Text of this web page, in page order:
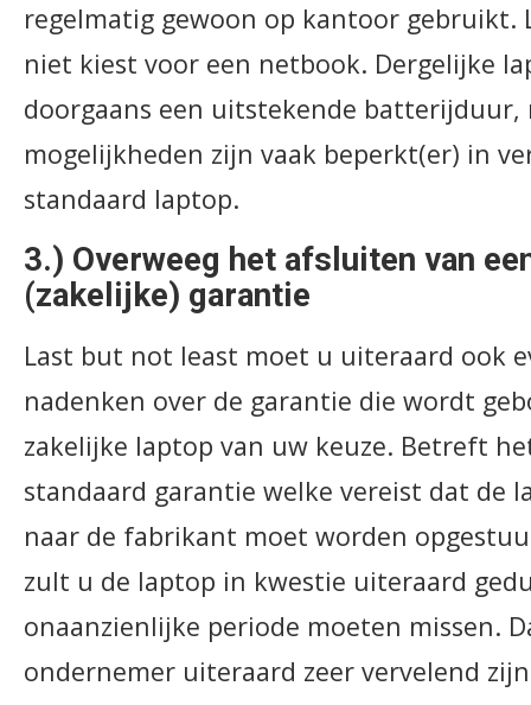
regelmatig gewoon op kantoor gebruikt.
niet kiest voor een netbook. Dergelijke
doorgaans een uitstekende batterijduur,
mogelijkheden zijn vaak beperkt(er) in
standaard laptop.
3.) Overweeg het afsluiten van
(zakelijke) garantie
Last but not least moet u uiteraard ook
nadenken over de garantie die wordt
zakelijke laptop van uw keuze. Betreft
standaard garantie welke vereist dat de
naar de fabrikant moet worden
zult u de laptop in kwestie uiteraard
onaanzienlijke periode moeten missen.
ondernemer uiteraard zeer vervelend